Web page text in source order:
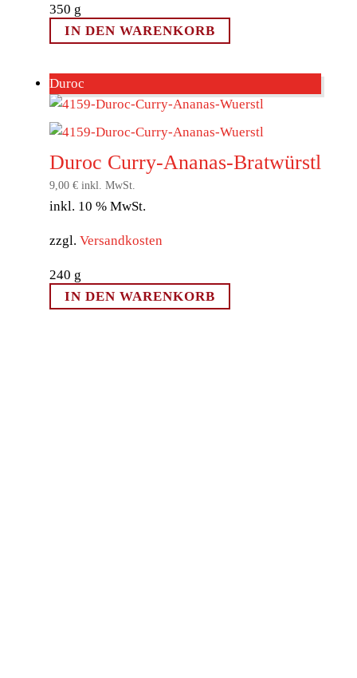
350 g
IN DEN WARENKORB
Duroc
Duroc Curry-Ananas-Bratwürstl
9,00 € inkl. MwSt.
inkl. 10 % MwSt.
zzgl. Versandkosten
240 g
IN DEN WARENKORB